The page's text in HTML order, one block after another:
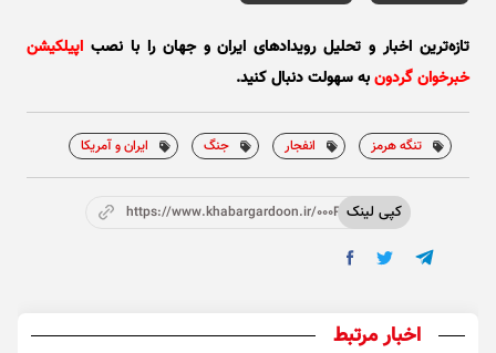
تازه‌ترین اخبار و تحلیل‌ رویدادهای ایران و جهان را با نصب اپیلکیشن
خبرخوان گردونبه سهولت دنبال کنید.
تنگه هرمز انفجار جنگ ایران و آمریکا
کپی لینکhttps://www.khabargardoon.ir/000P5a
اخبار مرتبط